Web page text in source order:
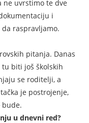
ne uvrstimo te dve
i
raspravljamo.
pitanja. Danas
tu biti još školskih
se roditelji, a
je postrojenje,
bude.
u dnevni red?